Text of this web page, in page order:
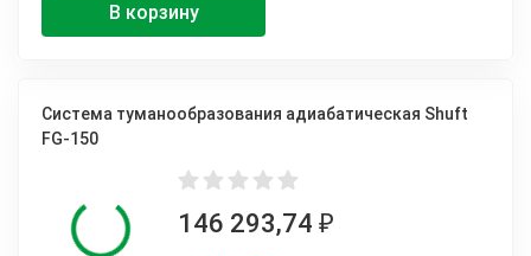
В корзину
Система туманообразования адиабатическая Shuft
FG-150
146 293,74 ₽